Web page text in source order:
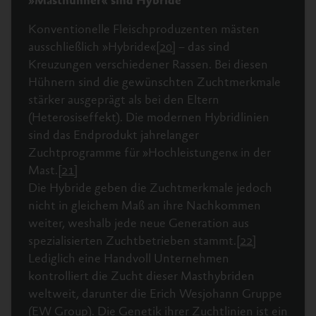
© Animal Equality Germany
Die Wachstumsrate von für die Mast gezüchteten
Hühnern wurde im Laufe der Jahre vervielfacht: In
den 1950er Jahren wogen »Masthühner« nach
etwa 101 Tagen circa 1,8 kg. Heutige »Masthühner«
erreichen dieses Gewicht bereits innerhalb von 32
Tagen.[4]Dieses schnelle und massive Wachstum
ist für die Körper der Tiere fatal.
Bei »Masthühnern« ist die Brust- und
Schenkelmuskulatur enorm vergrößert. Sie macht
bis zu 66 % des Körpergewichts aus.
[5]
Das hohe
Gewicht führt zu Beinschwäche,
schmerzhaften
Beinschäden
bis hin zu Knochendeformationen,
Damit die »Masthühner« in kurzer Zeit möglichst
viel Kraftfutter essen, wurde ihnen das natürliche
Sättigungsgefühl weggezüchtet.
Zucht der »Masthühner« genutzten Elterntiere
haben ebenfalls diese Eigenschaft.[15]Da sie aber
deutlich länger leben müssen, bekommen sie
weniger Futter. Das soll Verfettung,
Stoffwechselkrankheiten und das Nachlassen der
Fruchtbarkeit verhindern.[16]
Aufgrund des fehlenden Sättigungsgefühls leiden
Konventionelle Fleischproduzenten mästen
ausschließlich »Hybride« [20]
– das sind
Kreuzungen verschiedener Rassen. Bei diesen
Hühnern sind die gewünschten Zuchtmerkmale
stärker ausgeprägt als bei den Eltern
(Heterosiseffekt). Die modernen Hybridlinien
sind das Endprodukt jahrelanger
Zuchtprogramme für »Hochleistungen« in der
Mast. [21]
Die Hybride geben die Zuchtmerkmale jedoch
nicht in gleichem Maß an ihre Nachkommen
weiter, weshalb jede neue Generation aus
spezialisierten Zuchtbetrieben stammt. [22]
Lediglich eine Handvoll Unternehmen
kontrolliert die Zucht dieser Masthybriden
weltweit, darunter die Erich Wesjohann Gruppe
(EW Group). Die Genetik ihrer Zuchtlinien ist ein